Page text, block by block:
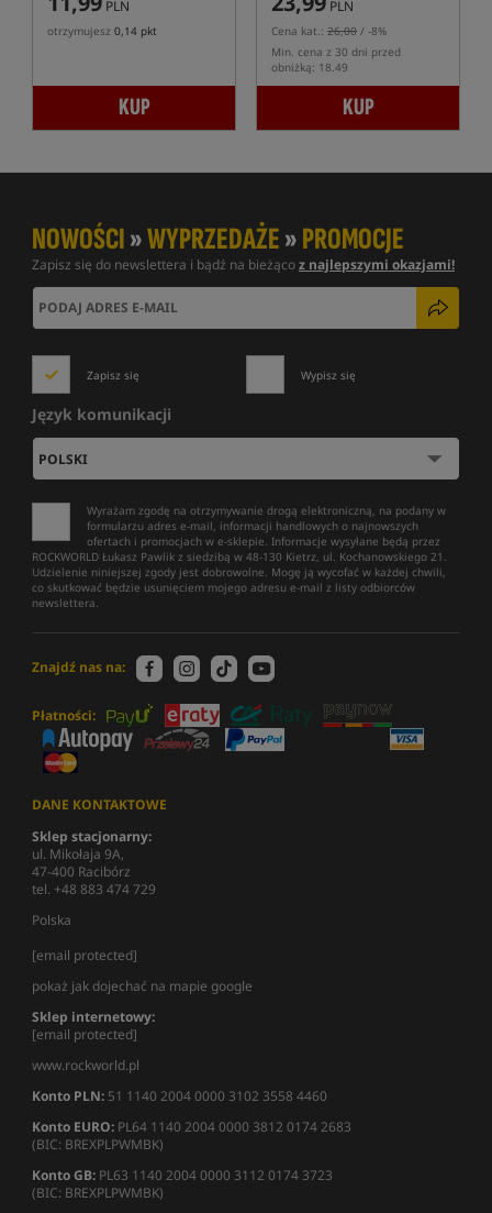
PLN
otrzymujesz 0,14 pkt
KUP
PLN
Cena kat.: 26,00 / -8%
Min. cena z 30 dni przed
obniżką: 18.49
KUP
NOWOŚCI»WYPRZEDAŻE»PROMOCJE
Zapisz się do newslettera i bądź na bieżącoz najlepszymi okazjami!
Zapisz się Wypisz się
Język komunikacji
Wyrażam zgodę na otrzymywanie drogą elektroniczną, na podany w
formularzu adres e-mail, informacji handlowych o najnowszych
ofertach i promocjach w e-sklepie. Informacje wysyłane będą przez
ROCKWORLD Łukasz Pawlik z siedzibą w 48-130 Kietrz, ul. Kochanowskiego 21.
Udzielenie niniejszej zgody jest dobrowolne. Mogę ją wycofać w każdej chwili,
co skutkować będzie usunięciem mojego adresu e-mail z listy odbiorców
newslettera.
Znajdź nas na:
Płatności:
DANE KONTAKTOWE
Sklep stacjonarny:
ul. Mikołaja 9A,
47-400 Racibórz
tel. +48 883 474 729
Polska
[email protected]
pokaż jak dojechać na mapie google
Sklep internetowy:
[email protected]
www.rockworld.pl
Konto PLN: 51 1140 2004 0000 3102 3558 4460
Konto EURO: PL64 1140 2004 0000 3812 0174 2683
(BIC: BREXPLPWMBK)
Konto GB: PL63 1140 2004 0000 3112 0174 3723
(BIC: BREXPLPWMBK)